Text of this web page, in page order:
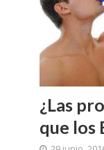
¿Las
que los